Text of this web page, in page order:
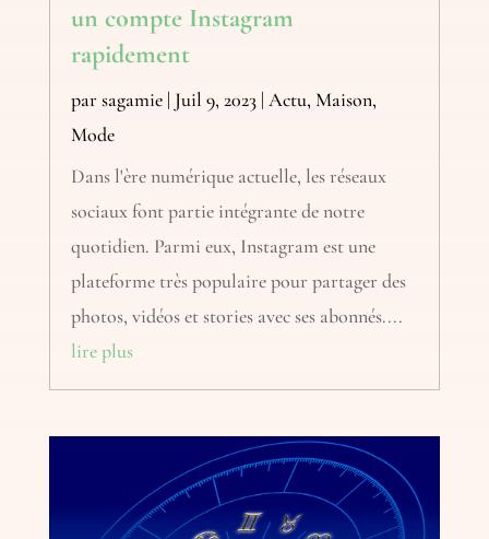
un compte Instagram
rapidement
parsagamie| Juil 9, 2023| Actu, Maison,
Mode
Dans l'ère numérique actuelle, les réseaux
sociaux font partie intégrante de notre
quotidien. Parmi eux, Instagram est une
plateforme très populaire pour partager des
photos, vidéos et stories avec ses abonnés....
lire plus